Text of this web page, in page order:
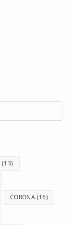
(13)
CORONA (16)